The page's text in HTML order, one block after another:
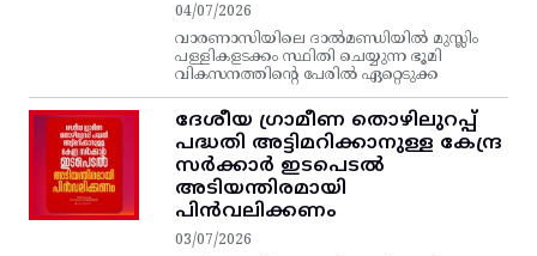
04/07/2026
വാരണാസിയിലെ ദാൽമണ്ഡിയിൽ മുസ്ലിം
പള്ളികളടക്കം സ്ഥിതി ചെയ്യുന്ന ഭൂമി
വികസനത്തിന്റെ പേരിൽ ഏറ്റെടുക്ക
ദേശീയ ഗ്രാമീണ തൊഴിലുറപ്പ്‌
പദ്ധതി അട്ടിമറിക്കാനുള്ള കേന്ദ്ര
സര്‍ക്കാര്‍ ഇടപെടല്‍
അടിയന്തിരമായി
പിന്‍വലിക്കണം
03/07/2026